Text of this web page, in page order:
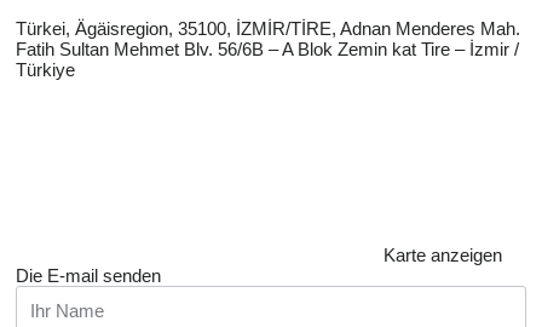
Türkei, Ägäisregion, 35100, İZMİR/TİRE, Adnan Menderes Mah.
Fatih Sultan Mehmet Blv. 56/6B – A Blok Zemin kat Tire – İzmir /
Türkiye
Karte anzeigen
Die E-mail senden